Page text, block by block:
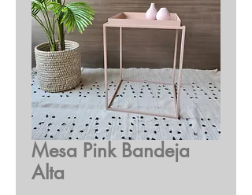
Mesa Pink Bandeja
Alta